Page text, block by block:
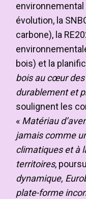
évolution, la
carbone), la
bois) et la
bois au cœur
durablement et
soulignent les
« Matériau
jamais comme
climatiques et à
territoires,
dynamique,
plate-forme